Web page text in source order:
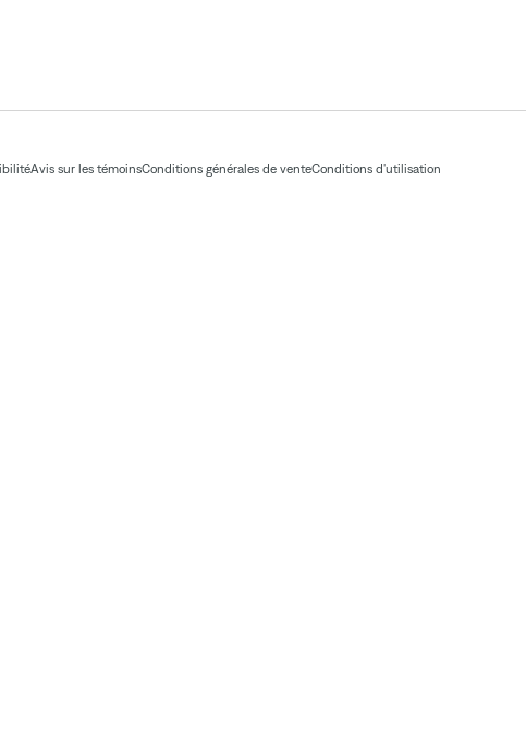
Avis sur les témoinsConditions générales de venteConditions d'utilisation